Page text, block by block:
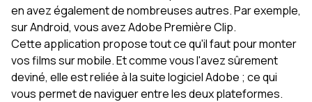
en avez également de nombreuses autres. Par exemple,
sur Android, vous avez Adobe Première Clip.
Cette application propose tout ce qu'il faut pour monter
vos films sur mobile. Et comme vous l'avez sûrement
deviné, elle est reliée à la suite logiciel Adobe ; ce qui
vous permet de naviguer entre les deux plateformes.